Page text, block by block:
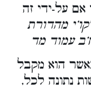
אם על-ידי זה
מהדורת
עמוד מד
הוא מקבל
נתונה לכל,